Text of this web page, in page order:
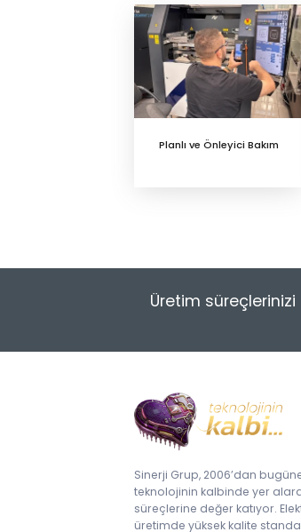
Planlı ve Önleyici Bakım
Üretim
Sinerji Grup, 2006’dan
teknolojinin kalbinde yer
süreçlerine değer katıyor.
üretimde yüksek kalite